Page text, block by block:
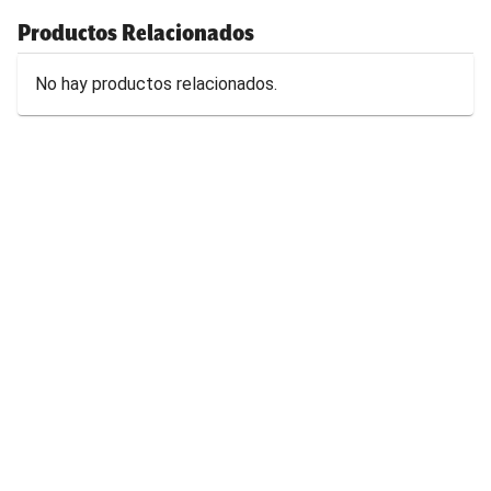
Productos Relacionados
No hay productos relacionados.